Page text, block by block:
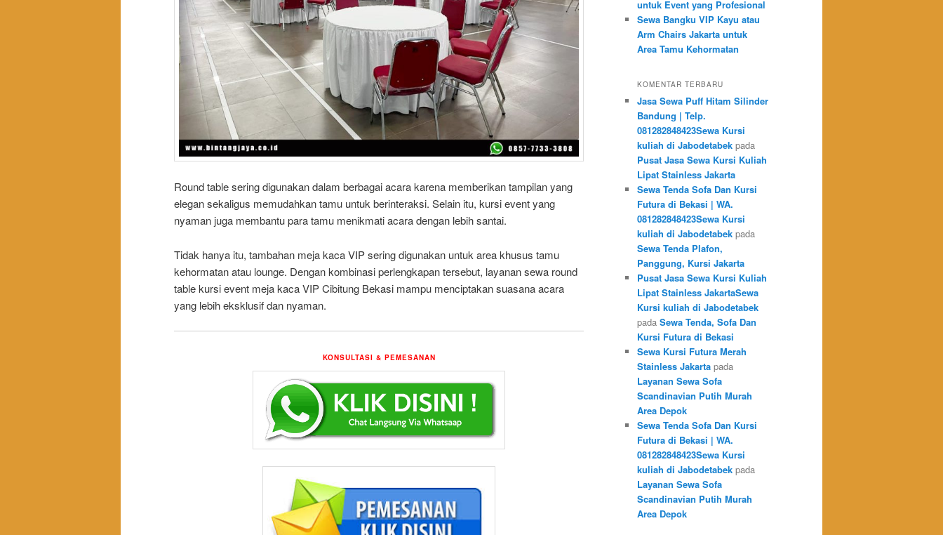
Round table sering digunakan dalam berbagai acara karena memberikan tampilan yang
elegan sekaligus memudahkan tamu untuk berinteraksi. Selain itu, kursi event yang
nyaman juga membantu para tamu menikmati acara dengan lebih santai.
Tidak hanya itu, tambahan meja kaca VIP sering digunakan untuk area khusus tamu
kehormatan atau lounge. Dengan kombinasi perlengkapan tersebut, layanan sewa round
table kursi event meja kaca VIP Cibitung Bekasi mampu menciptakan suasana acara
yang lebih eksklusif dan nyaman.
KONSULTASI & PEMESANAN
untuk Event yang Profesional
Sewa Bangku VIP Kayu atau
Arm Chairs Jakarta untuk
Area Tamu Kehormatan
KOMENTAR TERBARU
Jasa Sewa Puff Hitam Silinder
Bandung | Telp.
081282848423Sewa Kursi
kuliah di Jabodetabek pada
Pusat Jasa Sewa Kursi Kuliah
Lipat Stainless Jakarta
Sewa Tenda Sofa Dan Kursi
Futura di Bekasi | WA.
081282848423Sewa Kursi
kuliah di Jabodetabek pada
Sewa Tenda Plafon,
Panggung, Kursi Jakarta
Pusat Jasa Sewa Kursi Kuliah
Lipat Stainless JakartaSewa
Kursi kuliah di Jabodetabek
pada Sewa Tenda, Sofa Dan
Kursi Futura di Bekasi
Sewa Kursi Futura Merah
Stainless Jakarta pada
Layanan Sewa Sofa
Scandinavian Putih Murah
Area Depok
Sewa Tenda Sofa Dan Kursi
Futura di Bekasi | WA.
081282848423Sewa Kursi
kuliah di Jabodetabek pada
Layanan Sewa Sofa
Scandinavian Putih Murah
Area Depok